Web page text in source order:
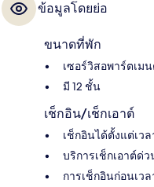
ข้อมูลโดยย่อ
ขนาดที่พัก
เซอร์วิสอพาร์ตเมน
มี 12 ชั้น
เช็กอิน/เช็กเอาต์
เช็กอินได้ตั้งแต่เว
บริการเช็กเอาต์ด่ว
การเช็กอินก่อนเว